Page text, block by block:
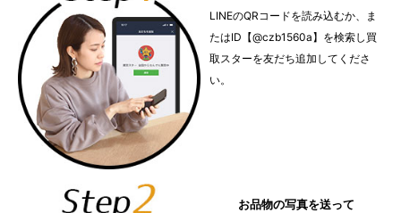
LINEのQRコードを読み込むか、ま
たはID【@czb1560a】を検索し買
取スターを友だち追加してくださ
い。
お品物の写真を送って